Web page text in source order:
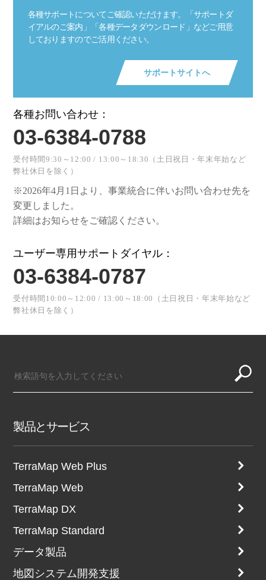
各種サポートについてご確認いただけます。「サポートダ
イアルのご案内」「各種データダウンロード」などご用意
しておりますのでご活用ください。
サポートサイトへ
各種お問い合わせ：
03-6384-0788
受付時間9:30～12:00 / 13:00～18:30（土日祝日・年末年始など
弊社休日を除く）
※2026年4月1日より、事業統合に伴いお問い合わせ先を
変更しました。
詳細はお知らせをご確認ください。
ユーザー専用サポートダイヤル：
03-6384-0787
受付時間10:00～12:00 / 13:00～18:00（土日祝日・年末年始など
弊社休日を除く）
製品とサービス
TerraMap Web Plus
TerraMap Web
TerraMap DX
TerraMap Standard
データ製品
地図システム開発支援